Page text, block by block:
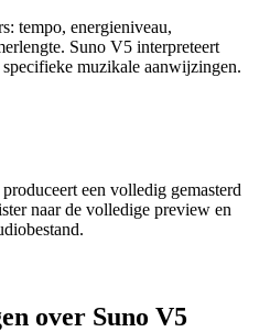
tempo, energieniveau,
Suno V5 interpreteert
muzikale aanwijzingen.
een volledig gemasterd
naar de volledige preview en
over Suno V5